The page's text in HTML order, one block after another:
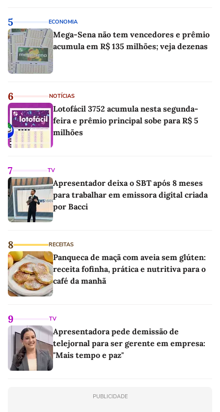
5 ECONOMIA
Mega-Sena não tem vencedores e prêmio
acumula em R$ 135 milhões; veja dezenas
6 NOTÍCIAS
Lotofácil 3752 acumula nesta segunda-
feira e prêmio principal sobe para R$ 5
milhões
7 TV
Apresentador deixa o SBT após 8 meses
para trabalhar em emissora digital criada
por Bacci
8 RECEITAS
Panqueca de maçã com aveia sem glúten:
receita fofinha, prática e nutritiva para o
café da manhã
9 TV
Apresentadora pede demissão de
telejornal para ser gerente em empresa:
"Mais tempo e paz"
PUBLICIDADE